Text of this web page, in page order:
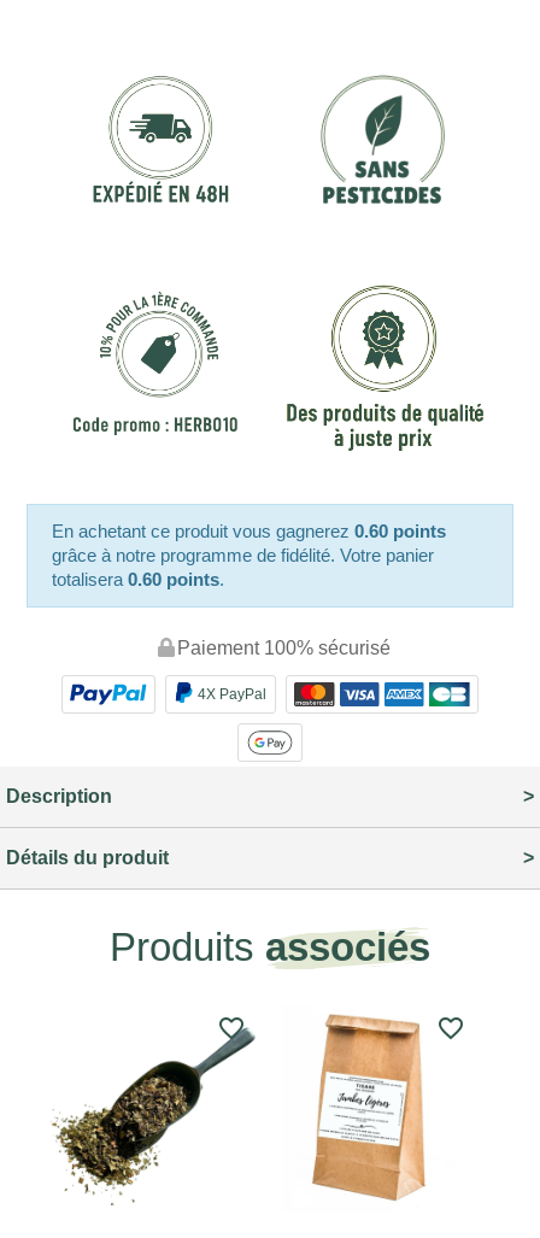
En achetant ce produit vous gagnerez0.60 points
grâce à notre programme de fidélité. Votre panier
totalisera0.60 points.
Paiement 100% sécurisé
4X PayPal
Description
Détails du produit
Produits associés
favorite_border favorite_border